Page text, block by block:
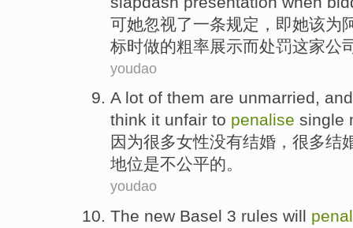
可她忽视了一条规定 ， 即她该为
标时做的粗率展示而处罚这家公
youdao
A lot of them are unmarried,
think it unfair to penalise single
因为很多女性没有结婚， 很多结
地位是不公平的。
youdao
The new Basel 3 rules will